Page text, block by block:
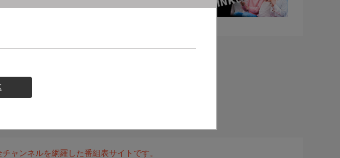
ャンネルを網羅した番組表サイトです。